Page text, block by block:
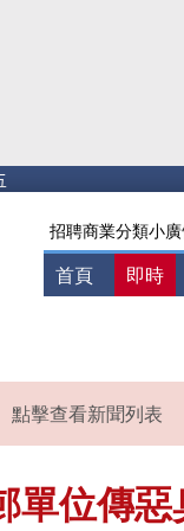
招聘商業分類小
首頁 即時
點擊查看新聞列表
單位傳